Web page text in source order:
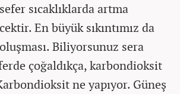
sıcaklıklarda artma
En büyük sıkıntımız da
oluşması. Biliyorsunuz sera
çoğaldıkça, karbondioksit
ne yapıyor. Güneş